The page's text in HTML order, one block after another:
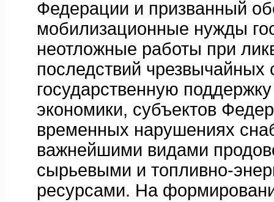
Федерации и призванный
мобилизационные нужды
неотложные работы при
последствий чрезвычайных
государственную
экономики, субъектов
временных нарушениях
важнейшими видами
сырьевыми и топливно-
ресурсами. На